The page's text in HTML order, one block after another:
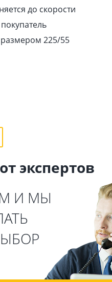
до скорости
покупатель
225/55
экспертов
И МЫ